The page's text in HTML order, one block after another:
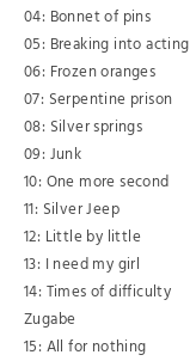
04: Bonnet of pins
05: Breaking into acting
06: Frozen oranges
07: Serpentine prison
08: Silver springs
09: Junk
10: One more second
11: Silver Jeep
12: Little by little
13: I need my girl
14: Times of difficulty
Zugabe
15: All for nothing